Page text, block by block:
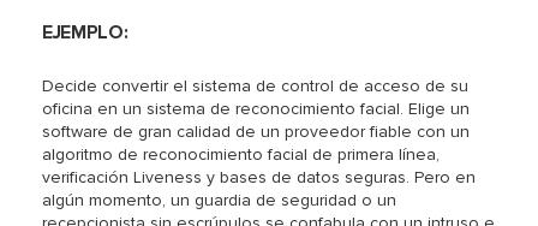
EJEMPLO:
Decide convertir el sistema de control de acceso de su
oficina en un sistema de reconocimiento facial. Elige un
software de gran calidad de un proveedor fiable con un
algoritmo de reconocimiento facial de primera línea,
verificación Liveness y bases de datos seguras. Pero en
algún momento, un guardia de seguridad o un